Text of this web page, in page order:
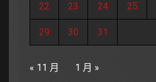
22 23 24 25
29 30 31
« 11 月 1 月 »